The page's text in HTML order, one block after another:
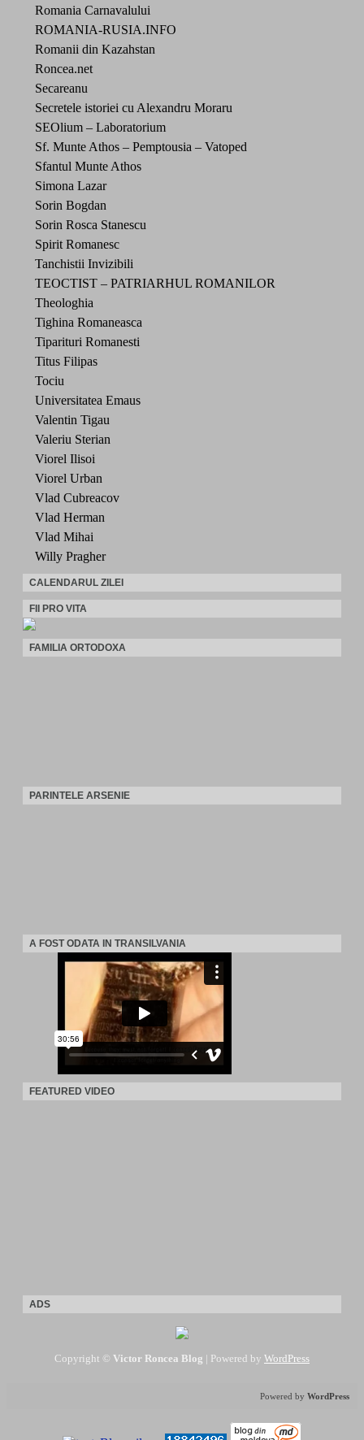
Romania Carnavalului
ROMANIA-RUSIA.INFO
Romanii din Kazahstan
Roncea.net
Secareanu
Secretele istoriei cu Alexandru Moraru
SEOlium – Laboratorium
Sf. Munte Athos – Pemptousia – Vatoped
Sfantul Munte Athos
Simona Lazar
Sorin Bogdan
Sorin Rosca Stanescu
Spirit Romanesc
Tanchistii Invizibili
TEOCTIST – PATRIARHUL ROMANILOR
Theologhia
Tighina Romaneasca
Tiparituri Romanesti
Titus Filipas
Tociu
Universitatea Emaus
Valentin Tigau
Valeriu Sterian
Viorel Ilisoi
Viorel Urban
Vlad Cubreacov
Vlad Herman
Vlad Mihai
Willy Pragher
CALENDARUL ZILEI
FII PRO VITA
FAMILIA ORTODOXA
PARINTELE ARSENIE
A FOST ODATA IN TRANSILVANIA
FEATURED VIDEO
ADS
Copyright © Victor Roncea Blog | Powered by WordPress
Powered by WordPress